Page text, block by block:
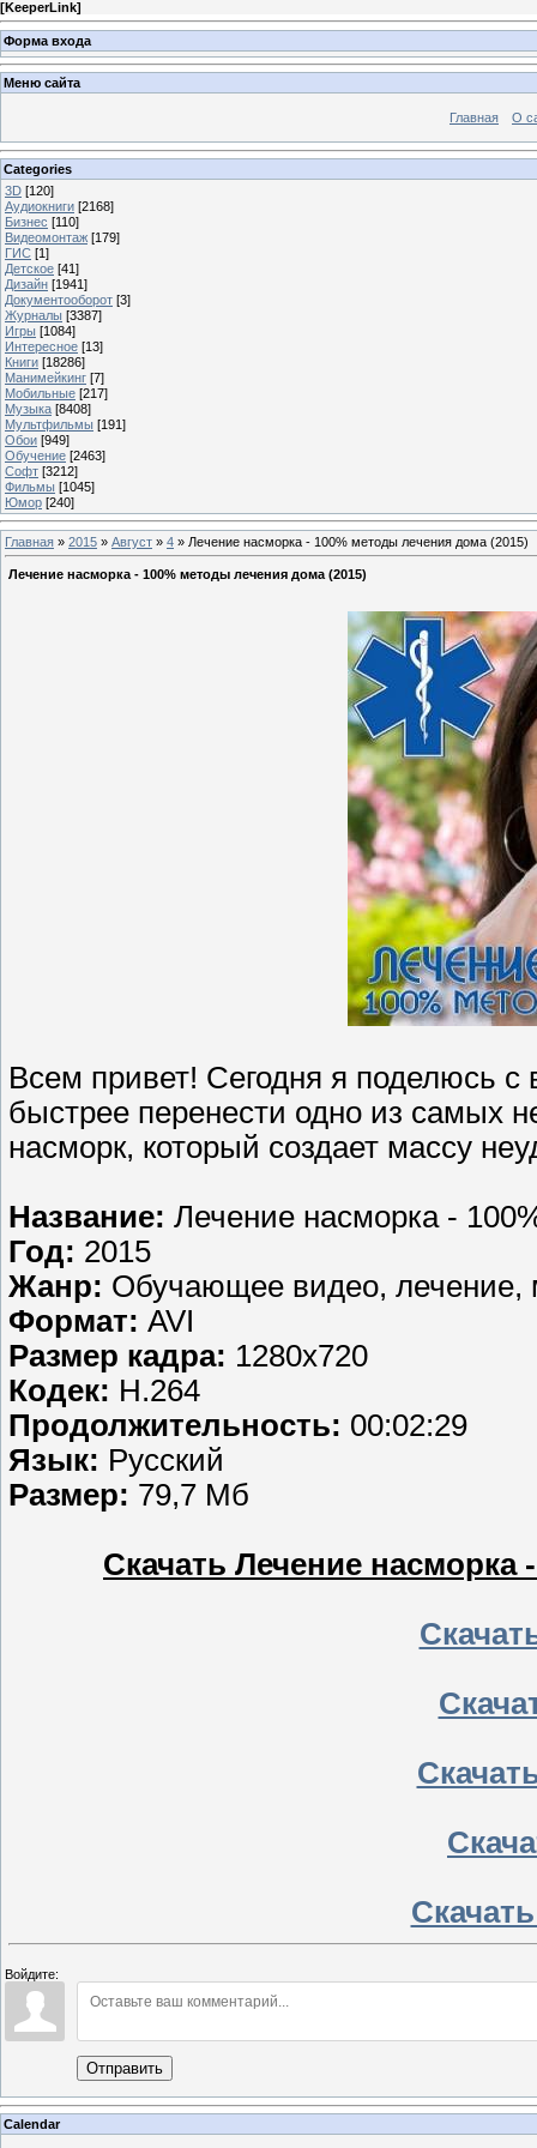
[KeeperLink]
Форма входа
Меню сайта
Главная О
Categories
3D [120]
Аудиокниги [2168]
Бизнес [110]
Видеомонтаж [179]
ГИС [1]
Детское [41]
Дизайн [1941]
Документооборот [3]
Журналы [3387]
Игры [1084]
Интересное [13]
Книги [18286]
Манимейкинг [7]
Мобильные [217]
Музыка [8408]
Мультфильмы [191]
Обои [949]
Обучение [2463]
Софт [3212]
Фильмы [1045]
Юмор [240]
Главная » 2015 » Август » 4 » Лечение насморка - 100% методы лечения дома (2015)
Лечение насморка - 100% методы лечения дома (2015)
Всем привет! Сегодня я поделюсь
быстрее перенести одно из самых
насморк, который создает массу
Название: Лечение насморка -
Год: 2015
Жанр: Обучающее видео, лечение,
Формат: AVI
Размер кадра: 1280х720
Кодек: H.264
Продолжительность: 00:02:29
Язык: Русский
Размер: 79,7 Мб
Скачать Лечение насморка
Войдите:
Отправить
Calendar